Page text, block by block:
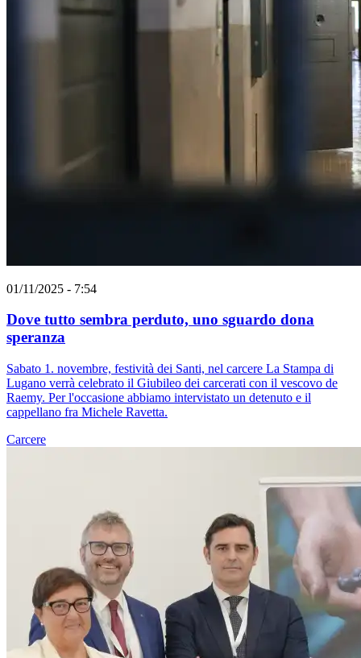
01/11/2025 - 7:54
Dove tutto sembra perduto, uno sguardo dona
speranza
Sabato 1. novembre, festività dei Santi, nel carcere La Stampa di
Lugano verrà celebrato il Giubileo dei carcerati con il vescovo de
Raemy. Per l'occasione abbiamo intervistato un detenuto e il
cappellano fra Michele Ravetta.
Carcere